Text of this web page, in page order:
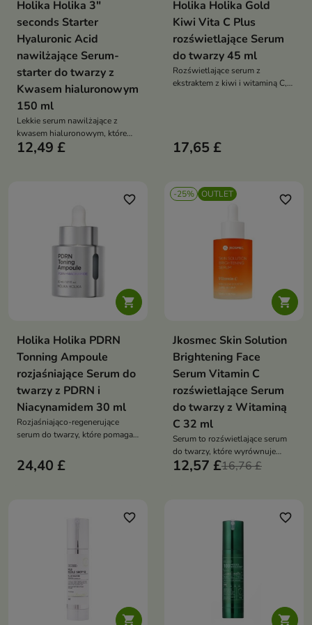
Holika Holika 3"
seconds Starter
Hyaluronic Acid
nawilżające Serum-
starter do twarzy z
Kwasem hialuronowym
150 ml
Lekkie serum nawilżające z
kwasem hialuronowym, które
pomaga utrzymać odpowiedni
12,49 £
Holika Holika Gold
Kiwi Vita C Plus
rozświetlające Serum
do twarzy 45 ml
Rozświetlające serum z
ekstraktem z kiwi i witaminą C,
17,65 £

favorite_border
Holika Holika PDRN
Tonning Ampoule
rozjaśniające Serum do
twarzy z PDRN i
Niacynamidem 30 ml
Rozjaśniająco-regenerujące
serum do twarzy, które pomaga
regenerację i przywraca cerze
zdrowy blask
24,40 £
-25% OUTLET

favorite_border
Jkosmec Skin Solution
Brightening Face
Serum Vitamin C
rozświetlające Serum
do twarzy z Witaminą
C 32 ml
Serum to rozświetlające serum
do twarzy, które wyrównuje
koloryt skóry, redukuje
12,57 £16,76 £

favorite_border

favorite_border